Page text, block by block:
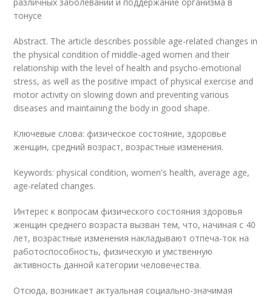
тонусе
Abstract. The article describes possible age-related changes in
the physical condition of middle-aged women and their
relationship with the level of health and psycho-emotional
stress, as well as the positive impact of physical exercise and
motor activity on slowing down and preventing various
diseases and maintaining the body in good shape.
Ключевые слова: физическое состояние, здоровье
женщин, средний возраст, возрастные изменения.
Keywords: physical condition, women's health, average age,
age-related changes.
Интерес к вопросам физического состояния здоровья
женщин среднего возраста вызван тем, что, начиная с 40
лет, возрастные изменения накладывают отпеча-ток на
работоспособность, физическую и умственную
активность данной категории человечества.
Отсюда, возникает актуальная социально-значимая